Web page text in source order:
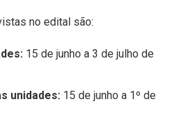
no edital são:
15 de junho a 3 de julho de
unidades: 15 de junho a 1º de